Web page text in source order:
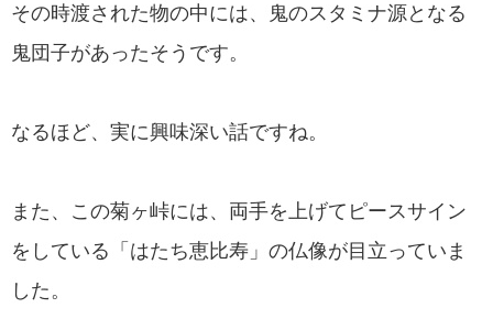
その時渡された物の中には、鬼のスタミナ源となる
鬼団子があったそうです。
なるほど、実に興味深い話ですね。
また、この菊ヶ峠には、両手を上げてピースサイン
をしている「はたち恵比寿」の仏像が目立っていま
した。